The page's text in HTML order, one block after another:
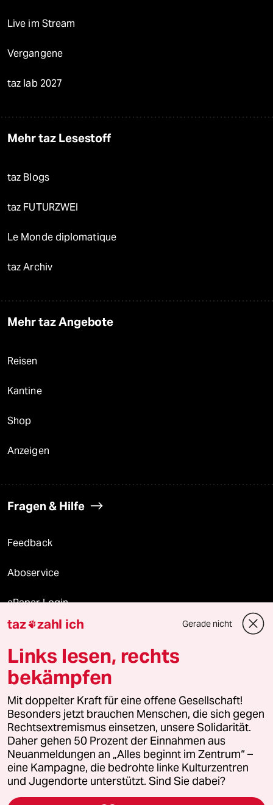
Live im Stream
Vergangene
taz lab 2027
Mehr taz Lesestoff
taz Blogs
taz FUTURZWEI
Le Monde diplomatique
taz Archiv
Mehr taz Angebote
Reisen
Kantine
Shop
Anzeigen
Fragen & Hilfe
Feedback
Aboservice
ePaper Login
Downloads für Abonnierende
© 2026 taz Verlags und Vertriebs GmbH
Alle Rechte vorbehalten. Bei rechtlichen Fragen oder für Genehmigungen
wenden Sie sich bitte an
lizenzen@taz.de
Feedback Redaktionsstatut Kommune-Richtlinien
Leitlinie Informant Datenschutz Impressum AGB
taz zahl ich Gerade nicht
Links lesen, rechts
bekämpfen
Mit doppelter Kraft für eine offene Gesellschaft!
Besonders jetzt brauchen Menschen, die sich gegen
Rechtsextremismus einsetzen, unsere Solidarität.
Daher gehen 50 Prozent der Einnahmen aus
Neuanmeldungen an „Alles beginnt im Zentrum“ –
eine Kampagne, die bedrohte linke Kulturzentren
und Jugendorte unterstützt. Sind Sie dabei?